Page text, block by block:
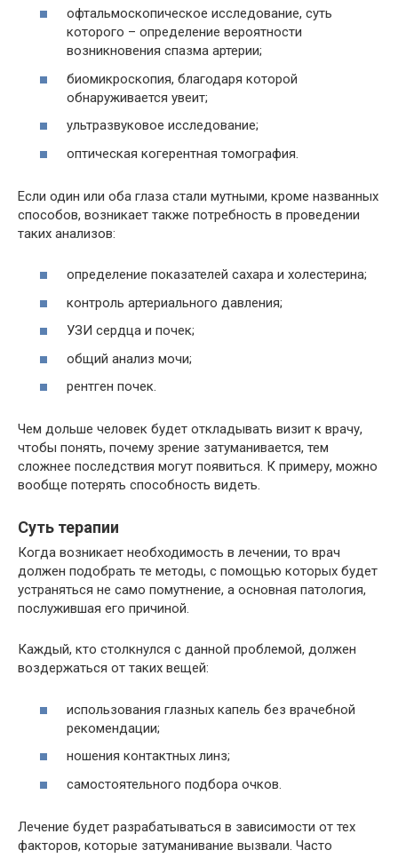
офтальмоскопическое исследование, суть
которого – определение вероятности
возникновения спазма артерии;
биомикроскопия, благодаря которой
обнаруживается увеит;
ультразвуковое исследование;
оптическая когерентная томография.
Если один или оба глаза стали мутными, кроме названных
способов, возникает также потребность в проведении
таких анализов:
определение показателей сахара и холестерина;
контроль артериального давления;
УЗИ сердца и почек;
общий анализ мочи;
рентген почек.
Чем дольше человек будет откладывать визит к врачу,
чтобы понять, почему зрение затуманивается, тем
сложнее последствия могут появиться. К примеру, можно
вообще потерять способность видеть.
Суть терапии
Когда возникает необходимость в лечении, то врач
должен подобрать те методы, с помощью которых будет
устраняться не само помутнение, а основная патология,
послужившая его причиной.
Каждый, кто столкнулся с данной проблемой, должен
воздержаться от таких вещей:
использования глазных капель без врачебной
рекомендации;
ношения контактных линз;
самостоятельного подбора очков.
Лечение будет разрабатываться в зависимости от тех
факторов, которые затуманивание вызвали. Часто